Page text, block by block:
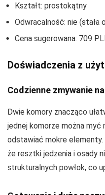
Kształt: prostokątny
Odwracalność: nie (stała
Cena sugerowana: 709
Doświadczenia z
Codzienne zmywanie
Dwie komory znacząco
jednej komorze można myć
odstawiać mokre elementy.
że resztki jedzenia i osady
strukturalnych powłok, co